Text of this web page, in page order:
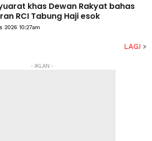
khas Dewan Rakyat bahas
RCI Tabung Haji esok
2026 10:27am
LAGI
- IKLAN -